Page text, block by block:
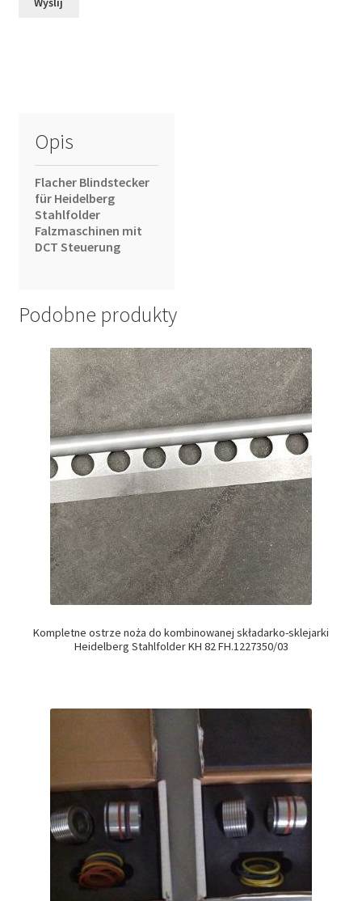
Opis
Flacher Blindstecker
für Heidelberg
Stahlfolder
Falzmaschinen mit
DCT Steuerung
Podobne produkty
Kompletne ostrze noża do kombinowanej składarko-sklejarki
Heidelberg Stahlfolder KH 82 FH.1227350/03